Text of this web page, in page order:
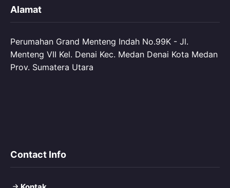
Alamat
Perumahan Grand Menteng Indah No.99K - Jl.
Menteng VII Kel. Denai Kec. Medan Denai Kota Medan
Prov. Sumatera Utara
Contact Info